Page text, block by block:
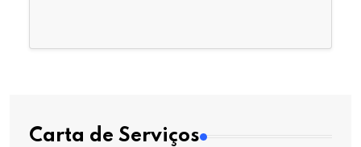
Carta de Serviços